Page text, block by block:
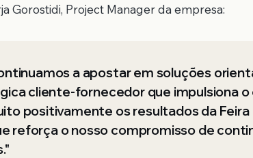
Gorostidi, Project Manager da empresa:
a apostar em soluções
cliente-fornecedor que impulsiona
positivamente os resultados da
reforça o nosso compromisso de